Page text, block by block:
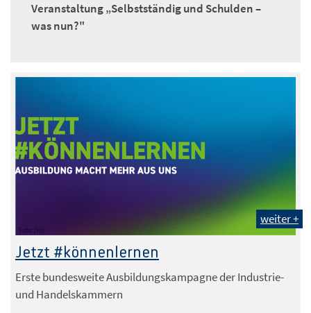
Veranstaltung „Selbstständig und Schulden –
was nun?"
Foto: IHK
weiter +
Jetzt #könnenlernen
Erste bundesweite Ausbildungskampagne der Industrie-
und Handelskammern